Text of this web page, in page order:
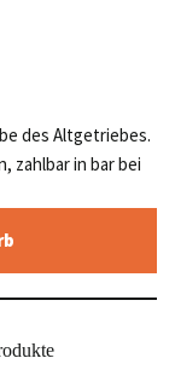
des Altgetriebes.
zahlbar in bar bei